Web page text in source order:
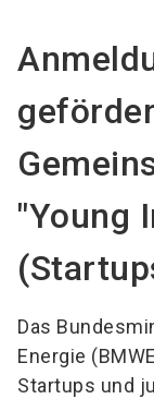
"Young
Das
Energie
Startups und